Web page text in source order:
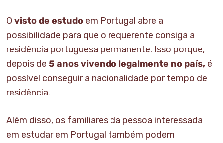
O visto de estudo em Portugal abre a
possibilidade para que o requerente consiga a
residência portuguesa permanente. Isso porque,
depois de 5 anos vivendo legalmente no país, é
possível conseguir a nacionalidade por tempo de
residência.
Além disso, os familiares da pessoa interessada
em estudar em Portugal também podem